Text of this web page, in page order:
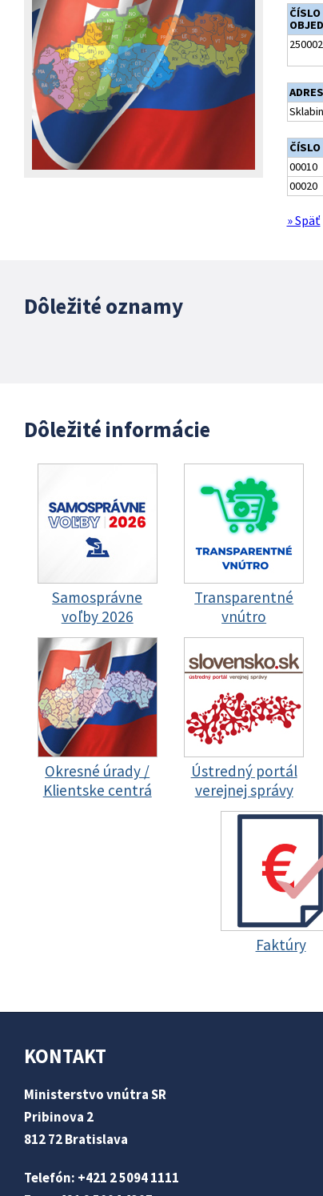
ČÍSLO
00010
00020
» Späť
Dôležité oznamy
Dôležité informácie
Samosprávne
voľby 2026
Transparentné
vnútro
Okresné úrady /
Klientske centrá
Ústredný portál
verejnej správy
Faktúry
KONTAKT
Ministerstvo vnútra SR
Pribinova 2
812 72 Bratislava
Telefón: +421 2 5094 1111